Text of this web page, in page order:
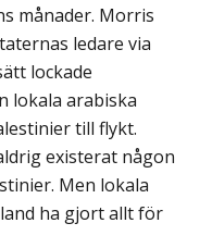
månader. Morris
ledare via
lockade
lokala arabiska
till flykt.
existerat någon
Men lokala
ha gjort allt för